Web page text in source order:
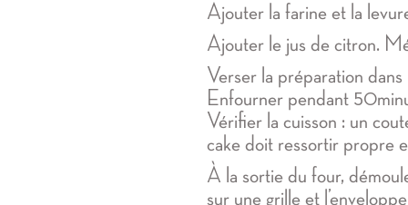
Ajouter la farine et la
Ajouter le jus de citron.
Verser la préparation dans
Enfourner pendant
Vérifier la cuisson : un
cake doit ressortir propre
À la sortie du four,
sur une grille et